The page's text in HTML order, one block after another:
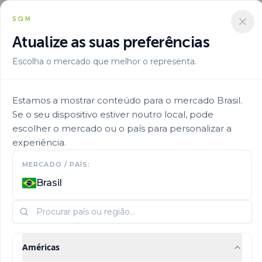
SQM
Atualize as suas preferências
Escolha o mercado que melhor o representa.
Estamos a mostrar conteúdo para o mercado Brasil.
Se o seu dispositivo estiver noutro local, pode
escolher o mercado ou o país para personalizar a
experiência.
MERCADO / PAÍS:
Brasil
Américas
Aplicacion Fertirrigacao Pt Pt Soquisol Magnit